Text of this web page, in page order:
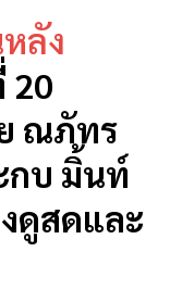
ลัง
20
ณภัทร
บ มิ้นท์
ดูสดและ